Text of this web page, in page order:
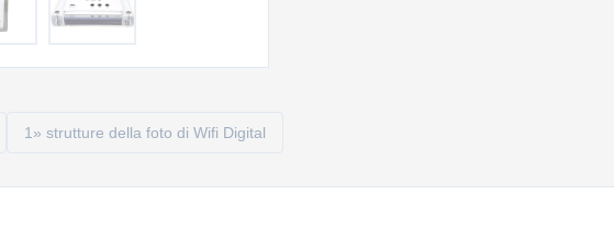
1» strutture della foto di Wifi Digital